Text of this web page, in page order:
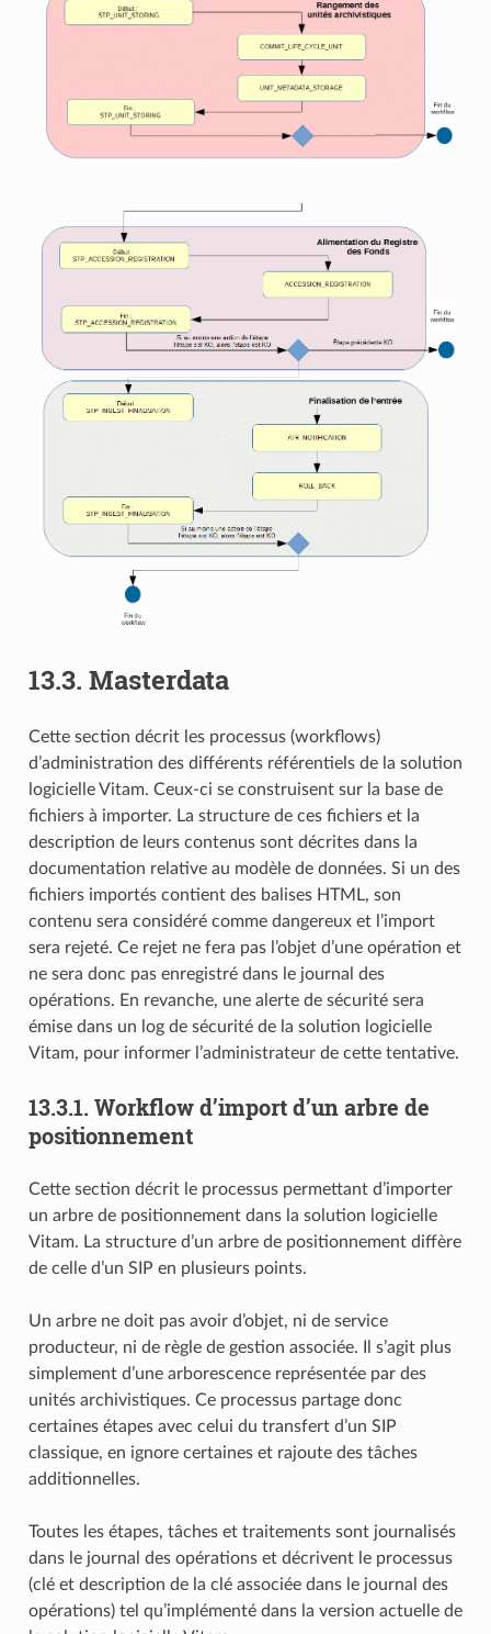
13.3. Masterdata
Cette section décrit les processus (workflows)
d’administration des différents référentiels de la solution
logicielle Vitam. Ceux-ci se construisent sur la base de
fichiers à importer. La structure de ces fichiers et la
description de leurs contenus sont décrites dans la
documentation relative au modèle de données. Si un des
fichiers importés contient des balises HTML, son
contenu sera considéré comme dangereux et l’import
sera rejeté. Ce rejet ne fera pas l’objet d’une opération et
ne sera donc pas enregistré dans le journal des
opérations. En revanche, une alerte de sécurité sera
émise dans un log de sécurité de la solution logicielle
Vitam, pour informer l’administrateur de cette tentative.
13.3.1. Workflow d’import d’un arbre de
positionnement
Cette section décrit le processus permettant d’importer
un arbre de positionnement dans la solution logicielle
Vitam. La structure d’un arbre de positionnement diffère
de celle d’un SIP en plusieurs points.
Un arbre ne doit pas avoir d’objet, ni de service
producteur, ni de règle de gestion associée. Il s’agit plus
simplement d’une arborescence représentée par des
unités archivistiques. Ce processus partage donc
certaines étapes avec celui du transfert d’un SIP
classique, en ignore certaines et rajoute des tâches
additionnelles.
Toutes les étapes, tâches et traitements sont journalisés
dans le journal des opérations et décrivent le processus
(clé et description de la clé associée dans le journal des
opérations) tel qu’implémenté dans la version actuelle de